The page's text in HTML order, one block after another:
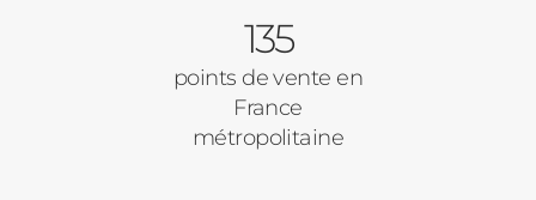
135
points de vente en
France
métropolitaine